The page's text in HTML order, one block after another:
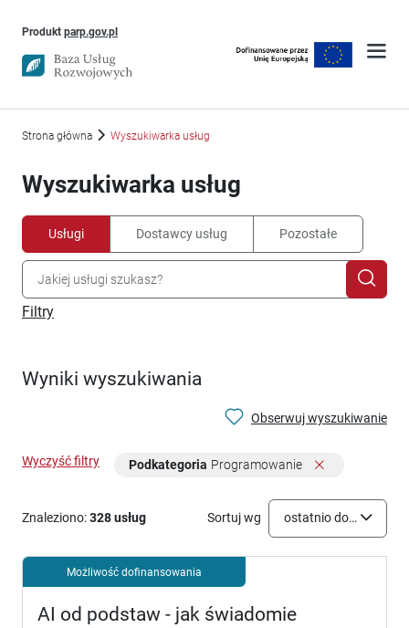
Produkt parp.gov.plUwaga, link otworzy się w nowym oknie
Strona główna Wyszukiwarka usług
Wyszukiwarka usług
Usługi Dostawcy usług Pozostałe
Filtry
Wyniki wyszukiwania
Obserwuj wyszukiwanie
Wyczyść filtry Podkategoria Programowanie
Znaleziono:328 usług Sortuj wg ostatnio dodane
Możliwość dofinansowania
AI od podstaw - jak świadomie